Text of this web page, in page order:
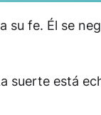
su fe. Él se
suerte está